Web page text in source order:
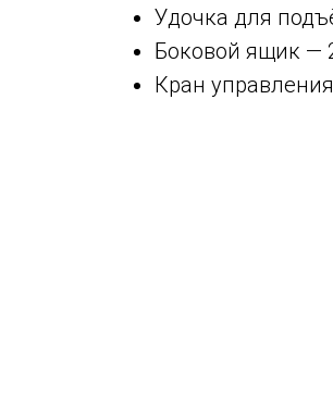
Удочка для
Боковой ящик —
Кран